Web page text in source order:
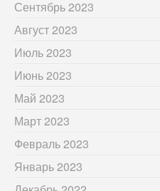
Сентябрь 2023
Август 2023
Июль 2023
Июнь 2023
Май 2023
Март 2023
Февраль 2023
Январь 2023